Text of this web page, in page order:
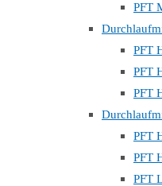
PFT
PFT
PFT
PFT
PFT
PFT
PFT